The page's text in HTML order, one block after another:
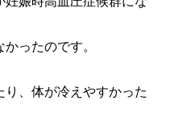
ったのです。
、体が冷えやすかった